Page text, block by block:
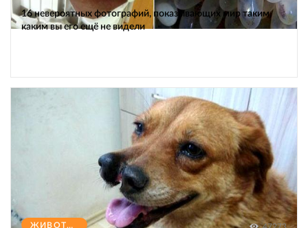
16 невероятных фотографий, показывающих мир таким,
каким вы его ещё не видели
ЖИВОТНЫЕ